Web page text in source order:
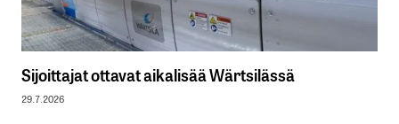
Sijoittajat ottavat aikalisää Wärtsilässä
29.7.2026